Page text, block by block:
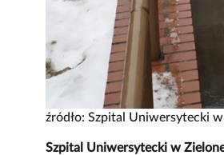
źródło: Szpital Uniwersytecki
Szpital Uniwersytecki w